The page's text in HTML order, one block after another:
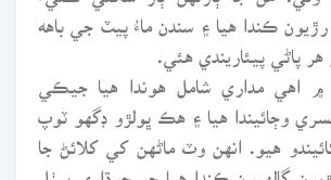
ڪندا هيا ۽ سندن ماءُ پيٽ جي باهه
هر پاڻي پيئاريندي هئي.
۾ اهي مداري شامل هوندا هيا جيڪي
وڄائيندا هيا ۽ هڪ ڀولڙو ڊگهو ٽوپ
کائيندو هيو. انهن وٽ ماڻهن کي کلائڻ جا
ڳالهيون ڪندا هيا جو چوڌاري بيٺل